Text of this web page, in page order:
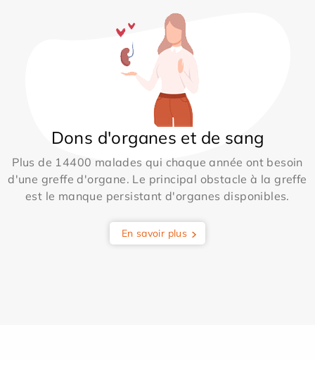
Dons d'organes et de sang
Plus de 14400 malades qui chaque année ont besoin
d'une greffe d'organe. Le principal obstacle à la greffe
est le manque persistant d'organes disponibles.
En savoir plus